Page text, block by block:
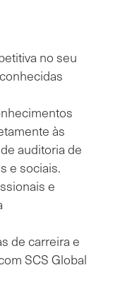
no seu
às
auditoria de
e sociais.
e
de carreira e
SCS Global